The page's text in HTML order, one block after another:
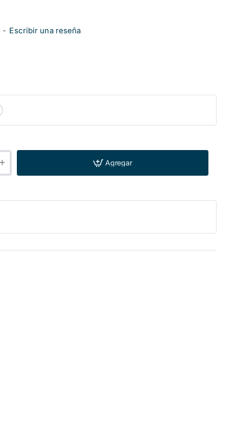
- Escribir una reseña
Agregar